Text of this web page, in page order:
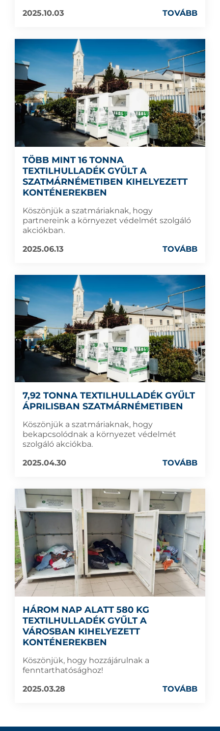
2025.10.03
TOVÁBB
TÖBB MINT 16 TONNA
TEXTILHULLADÉK GYŰLT A
SZATMÁRNÉMETIBEN KIHELYEZETT
KONTÉNEREKBEN
Köszönjük a szatmáriaknak, hogy
partnereink a környezet védelmét szolgáló
akciókban.
2025.06.13
TOVÁBB
7,92 TONNA TEXTILHULLADÉK GYŰLT
ÁPRILISBAN SZATMÁRNÉMETIBEN
Köszönjük a szatmáriaknak, hogy
bekapcsolódnak a környezet védelmét
szolgáló akciókba.
2025.04.30
TOVÁBB
HÁROM NAP ALATT 580 KG
TEXTILHULLADÉK GYŰLT A
VÁROSBAN KIHELYEZETT
KONTÉNEREKBEN
Köszönjük, hogy hozzájárulnak a
fenntarthatósághoz!
2025.03.28
TOVÁBB